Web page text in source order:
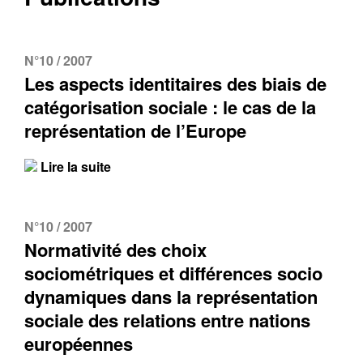
N°10 / 2007
Les aspects identitaires des biais de
catégorisation sociale : le cas de la
représentation de l’Europe
Lire la suite
N°10 / 2007
Normativité des choix
sociométriques et différences socio
dynamiques dans la représentation
sociale des relations entre nations
européennes